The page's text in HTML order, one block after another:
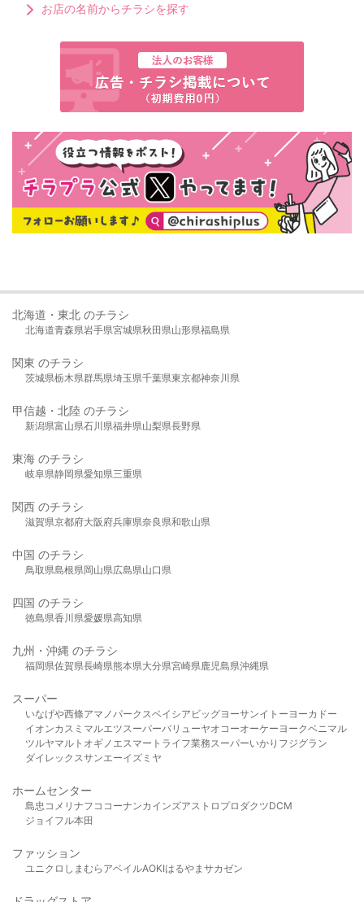
お店の名前からチラシを探す
北海道・東北 のチラシ
北海道青森県岩手県宮城県秋田県山形県福島県
関東 のチラシ
茨城県栃木県群馬県埼玉県千葉県東京都神奈川県
甲信越・北陸 のチラシ
新潟県富山県石川県福井県山梨県長野県
東海 のチラシ
岐阜県静岡県愛知県三重県
関西 のチラシ
滋賀県京都府大阪府兵庫県奈良県和歌山県
中国 のチラシ
鳥取県島根県岡山県広島県山口県
四国 のチラシ
徳島県香川県愛媛県高知県
九州・沖縄 のチラシ
福岡県佐賀県長崎県熊本県大分県宮崎県鹿児島県沖縄県
スーパー
いなげや西條アマノパークスベイシア ビッグヨーサンイトーヨーカドー
イオンカスミ マルエツスーパーバリューヤオコーオーケー ヨークベニマル
ツルヤマルト オギノ エスマート ライフ業務スーパーいかり フジグラン
ダイレックスサンエーイズミヤ
ホームセンター
島忠 コメリ ナフコ コーナンカインズアストロプロダクツDCM
ジョイフル本田
ファッション
ユニクロ しまむら アベイルAOKIはるやま サカゼン